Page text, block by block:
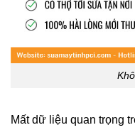
Mất dữ liệu quan trọng